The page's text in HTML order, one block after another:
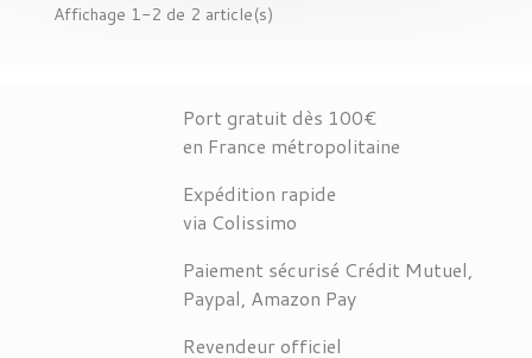
Affichage 1-2 de 2 article(s)
Port gratuit dès 100€
en France métropolitaine
Expédition rapide
via Colissimo
Paiement sécurisé Crédit Mutuel,
Paypal, Amazon Pay
Revendeur officiel